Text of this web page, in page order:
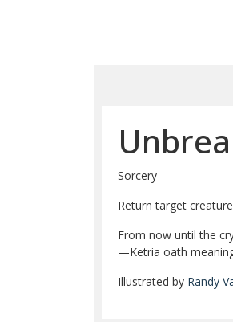
Sorcery
Return target
From now until the
—Ketria oath
Illustrated by Randy